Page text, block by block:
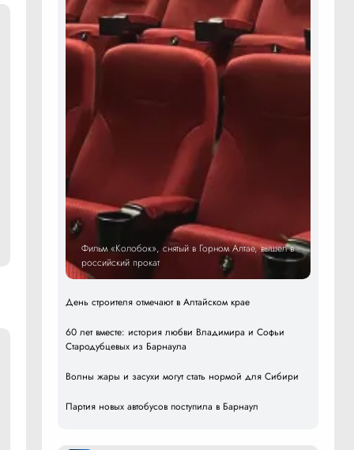
Фильм «Колобок», снятый в Горном Алтае, вышел в
российский прокат
День строителя отмечают в Алтайском крае
60 лет вместе: история любви Владимира и Софьи
Стародубцевых из Барнаула
Волны жары и засухи могут стать нормой для Сибири
Партия новых автобусов поступила в Барнаул